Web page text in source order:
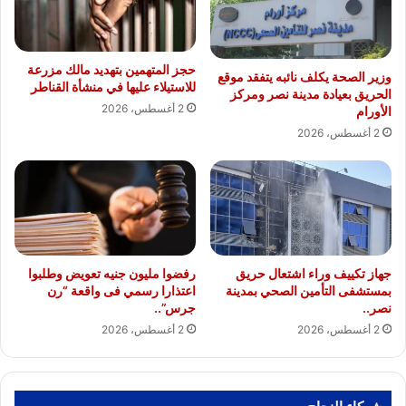
وزير الصحة يكلف نائبه يتفقد موقع
الحريق بعيادة مدينة نصر ومركز
الأورام
2 أغسطس، 2026
حجز المتهمين بتهديد مالك مزرعة
للاستيلاء عليها في منشأة القناطر
2 أغسطس، 2026
جهاز تكييف وراء اشتعال حريق
بمستشفى التأمين الصحي بمدينة
نصر..
2 أغسطس، 2026
رفضوا مليون جنيه تعويض وطلبوا
اعتذارا رسمي فى واقعة “رن
جرس”..
2 أغسطس، 2026